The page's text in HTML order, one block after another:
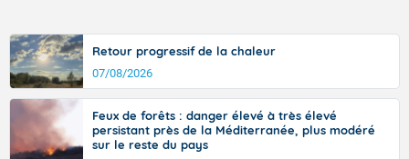
Retour progressif de la chaleur
07/08/2026
Feux de forêts : danger élevé à très élevé
persistant près de la Méditerranée, plus modéré
sur le reste du pays